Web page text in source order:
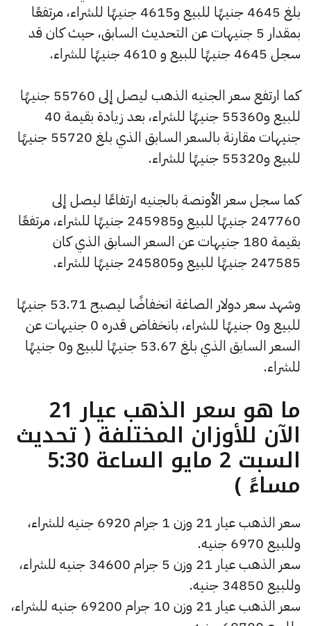
بلغ 4645 جنيهًا للبيع و4615 جنيهًا للشراء، مرتفعًا
بمقدار 5 جنيهات عن التحديث السابق، حيث كان قد
سجل 4645 جنيهًا للبيع و 4610 جنيهًا للشراء.
كما ارتفع سعر الجنيه الذهب ليصل إلى 55760 جنيهًا
للبيع و55360 جنيهًا للشراء، بعد زيادة بقيمة 40
جنيهات مقارنة بالسعر السابق الذي بلغ 55720 جنيهًا
للبيع و55320 جنيهًا للشراء.
كما سجل سعر الأونصة بالجنيه ارتفاعًا ليصل إلى
247760 جنيهًا للبيع و245985 جنيهًا للشراء، مرتفعًا
بقيمة 180 جنيهات عن السعر السابق الذي كان
247585 جنيهًا للبيع و245805 جنيهًا للشراء.
وشهد سعر دولار الصاغة انخفاضًا ليصبح 53.71 جنيهًا
للبيع و0 جنيهًا للشراء، بانخفاض قدره 0 جنيهات عن
السعر السابق الذي بلغ 53.67 جنيهًا للبيع و0 جنيهًا
للشراء.
ما هو سعر الذهب عيار 21
الآن للأوزان المختلفة ( تحديث
السبت 2 مايو الساعة 5:30
مساءً )
سعر الذهب عيار 21 وزن 1 جرام 6920 جنيه للشراء،
وللبيع 6970 جنيه.
سعر الذهب عيار 21 وزن 5 جرام 34600 جنيه للشراء،
وللبيع 34850 جنيه.
سعر الذهب عيار 21 وزن 10 جرام 69200 جنيه للشراء،